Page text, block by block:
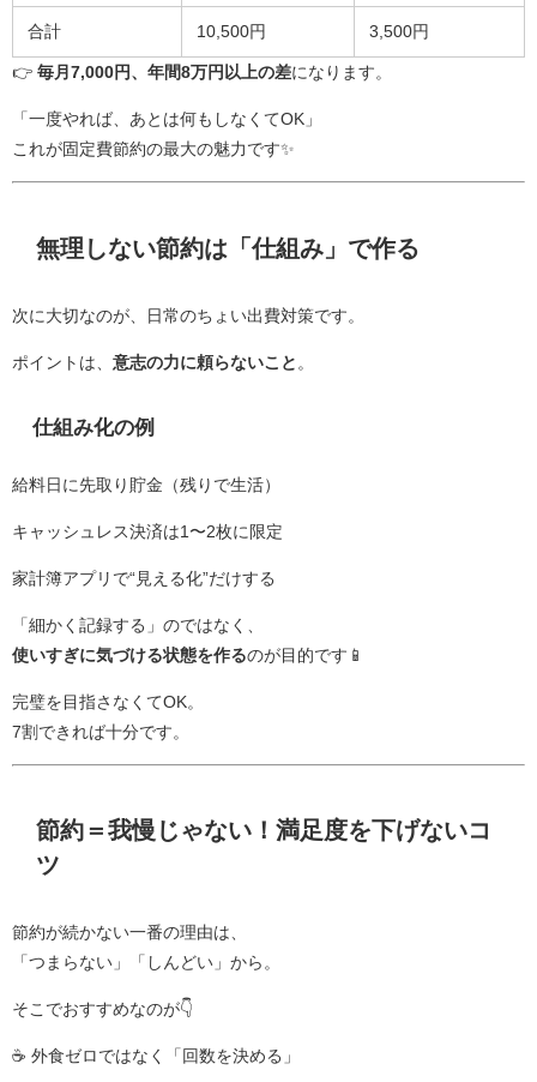
合計 10,500円 3,500円
👉 毎月7,000円、年間8万円以上の差になります。
「一度やれば、あとは何もしなくてOK」
これが固定費節約の最大の魅力です✨
無理しない節約は「仕組み」で作る
次に大切なのが、日常のちょい出費対策です。
ポイントは、 意志の力に頼らないこと 。
仕組み化の例
給料日に先取り貯金（残りで生活）
キャッシュレス決済は1〜2枚に限定
家計簿アプリで“見える化”だけする
「細かく記録する」のではなく、
使いすぎに気づける状態を作るのが目的です📱
完璧を目指さなくてOK。
7割できれば十分です。
節約＝我慢じゃない！満足度を下げないコ
ツ
節約が続かない一番の理由は、
「つまらない」「しんどい」から。
そこでおすすめなのが👇
☕ 外食ゼロではなく「回数を決める」